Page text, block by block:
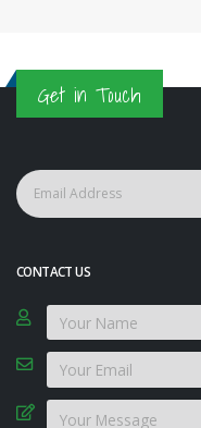
Get in Touch
CONTACT US